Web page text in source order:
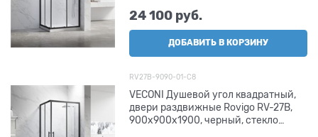
24 100 руб.
ДОБАВИТЬ В КОРЗИНУ
RV27B-9090-01-C8
VECONI Душевой угол квадратный,
двери раздвижные Rovigo RV-27B,
900х900х1900, черный, стекло